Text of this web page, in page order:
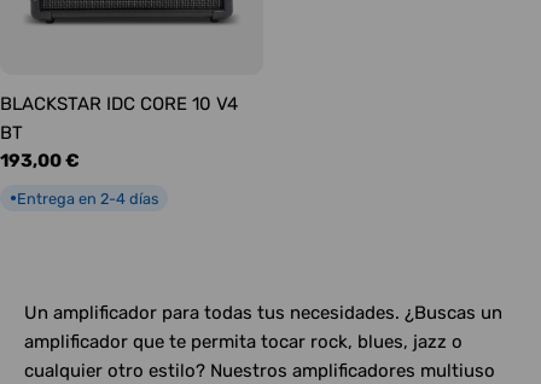
BLACKSTAR IDC CORE 10 V4
BT
Precio
193,00 €
●Entrega en 2-4 días
Un amplificador para todas tus necesidades. ¿Buscas un
amplificador que te permita tocar rock, blues, jazz o
cualquier otro estilo? Nuestros amplificadores multiuso